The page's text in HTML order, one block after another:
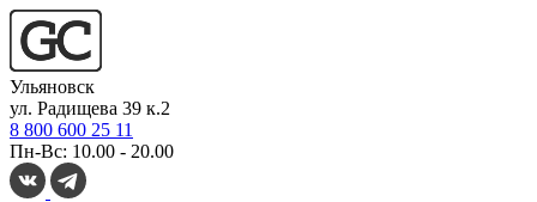
Ульяновск
ул. Радищева 39 к.2
8 800 600 25 11
Пн-Вс: 10.00 - 20.00